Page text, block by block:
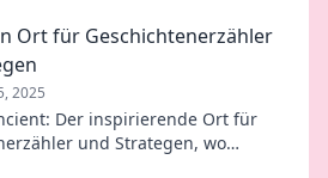
Ort für Geschichtenerzähler
2025
Der inspirierende Ort für
und Strategen, wo